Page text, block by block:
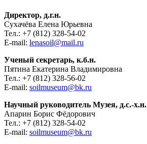
Директор, д.г.н.
Сухачёва Елена Юрьевна
Тел.: +7 (812) 328-54-02
E-mail: lenasoil@mail.ru
Ученый секретарь, к.б.н.
Пятина Екатерина Владимировна
Тел.: +7 (812) 328-56-02
E-mail: soilmuseum@bk.ru
Научный руководитель Музея, д.с.-х.н.
Апарин Борис Фёдорович
Тел.: +7 (812) 328-54-02
E-mail: soilmuseum@bk.ru